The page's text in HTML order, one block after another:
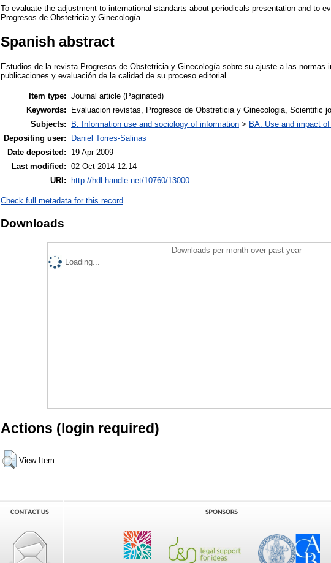
To evaluate the adjustment to international standarts about periodicals presentation and to
Progresos de Obstetricia y Ginecología.
Spanish abstract
Estudios de la revista Progresos de Obstetricia y Ginecología sobre su ajuste a las normas
publicaciones y evaluación de la calidad de su proceso editorial.
Item type: Journal article (Paginated)
Keywords:
Evaluacion revistas, Progresos de Obstreticia y Ginecologia, Scientific
Subjects:
B. Information use and sociology of information > BA. Use and impact of
Depositing user:
Daniel Torres-Salinas
Date deposited:
19 Apr 2009
Last modified: 02 Oct 2014 12:14
URI:
http://hdl.handle.net/10760/13000
Check full metadata for this record
Downloads
Downloads per month over past year
Loading...
Actions (login required)
View Item